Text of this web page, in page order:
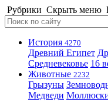
Рубрики Скрыть меню
История 4270
Древний Египет
Средневековье 16
Животные 2232
Грызуны
Медведи